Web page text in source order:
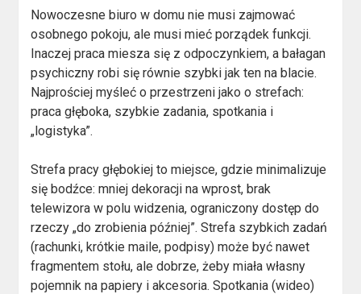
Nowoczesne biuro w domu nie musi zajmować
osobnego pokoju, ale musi mieć porządek funkcji.
Inaczej praca miesza się z odpoczynkiem, a bałagan
psychiczny robi się równie szybki jak ten na blacie.
Najprościej myśleć o przestrzeni jako o strefach:
praca głęboka, szybkie zadania, spotkania i
„logistyka”.
Strefa pracy głębokiej to miejsce, gdzie minimalizuje
się bodźce: mniej dekoracji na wprost, brak
telewizora w polu widzenia, ograniczony dostęp do
rzeczy „do zrobienia później”. Strefa szybkich zadań
(rachunki, krótkie maile, podpisy) może być nawet
fragmentem stołu, ale dobrze, żeby miała własny
pojemnik na papiery i akcesoria. Spotkania (wideo)